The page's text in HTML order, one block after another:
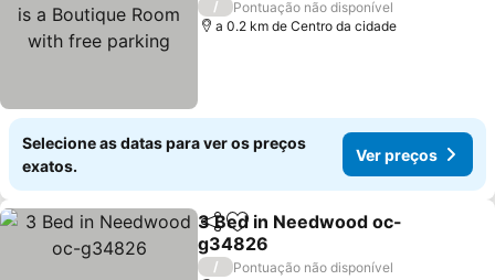
Boutique Room with free
parking
/
Pontuação não disponível
a 0.2 km de Centro da cidade
Selecione as datas para ver os preços
exatos.
Ver preços
PartilharAdicionar aos favoritos
3 Bed in Needwood oc-
g34826
/
Pontuação não disponível